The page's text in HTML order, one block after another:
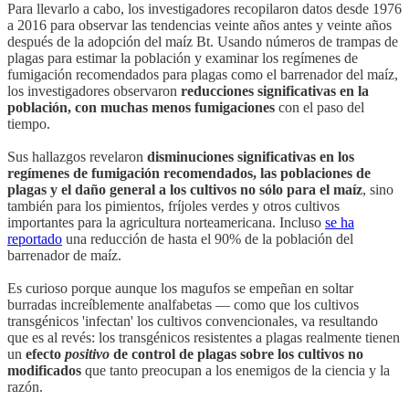
Para llevarlo a cabo, los investigadores recopilaron datos desde 1976
a 2016 para observar las tendencias veinte años antes y veinte años
después de la adopción del maíz Bt. Usando números de trampas de
plagas para estimar la población y examinar los regímenes de
fumigación recomendados para plagas como el barrenador del maíz,
los investigadores observaron reducciones significativas en la
población, con muchas menos fumigaciones con el paso del
tiempo.
Sus hallazgos revelaron disminuciones significativas en los
regímenes de fumigación recomendados, las poblaciones de
plagas y el daño general a los cultivos no sólo para el maíz, sino
también para los pimientos, fríjoles verdes y otros cultivos
importantes para la agricultura norteamericana. Incluso se ha
reportado una reducción de hasta el 90% de la población del
barrenador de maíz.
Es curioso porque aunque los magufos se empeñan en soltar
burradas increíblemente analfabetas — como que los cultivos
transgénicos 'infectan' los cultivos convencionales, va resultando
que es al revés: los transgénicos resistentes a plagas realmente tienen
un efecto positivo de control de plagas sobre los cultivos no
modificados que tanto preocupan a los enemigos de la ciencia y la
razón.